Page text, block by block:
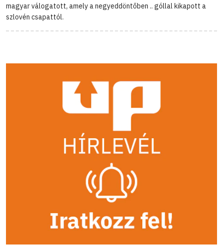
magyar válogatott, amely a negyeddöntőben .. góllal kikapott a
szlovén csapattól.